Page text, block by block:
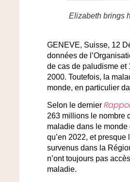
Elizabeth brings
GENEVE, Suisse, 12
données de
de cas de paludisme et
2000. Toutefois, la
monde, en particulier
Selon le dernier
263 millions le nombre
maladie dans le
qu’en 2022, et
survenus dans la
n’ont toujours pas
maladie.